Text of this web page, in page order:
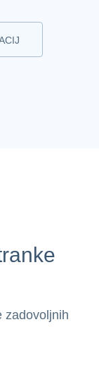
zadovoljnih